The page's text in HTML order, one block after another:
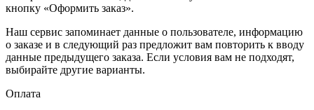
кнопку «Оформить заказ».
Наш сервис запоминает данные о пользователе, информацию
о заказе и в следующий раз предложит вам повторить к вводу
данные предыдущего заказа. Если условия вам не подходят,
выбирайте другие варианты.
Оплата